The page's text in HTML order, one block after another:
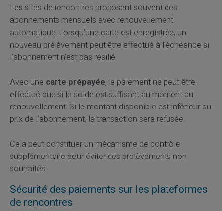
Les sites de rencontres proposent souvent des
abonnements mensuels avec renouvellement
automatique. Lorsqu'une carte est enregistrée, un
nouveau prélèvement peut être effectué à l'échéance si
l'abonnement n'est pas résilié.
Avec une carte prépayée, le paiement ne peut être
effectué que si le solde est suffisant au moment du
renouvellement. Si le montant disponible est inférieur au
prix de l'abonnement, la transaction sera refusée.
Cela peut constituer un mécanisme de contrôle
supplémentaire pour éviter des prélèvements non
souhaités.
Sécurité des paiements sur les plateformes
de rencontres